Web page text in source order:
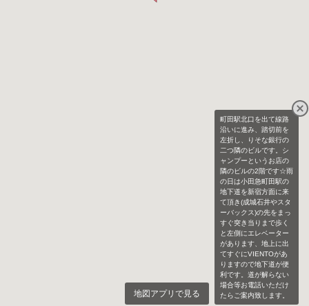
町田駅北口を出て線路
沿いに進み、踏切前を
左折し、りそな銀行の
二つ隣のビルです。シ
ャンプーというお店の
隣のビルの2階です☆雨
の日は小田急町田駅の
地下道を新宿方面に来
て頂き(成城石井やスタ
ーバックス)の先をまっ
すぐ突き当りまで歩く
と左側にエレベーター
があります、地上に出
てすぐにVIENTOがあ
りますので地下道が便
利です。道が解らない
場合等お電話いただけ
たらご案内致します。
地図アプリで見る